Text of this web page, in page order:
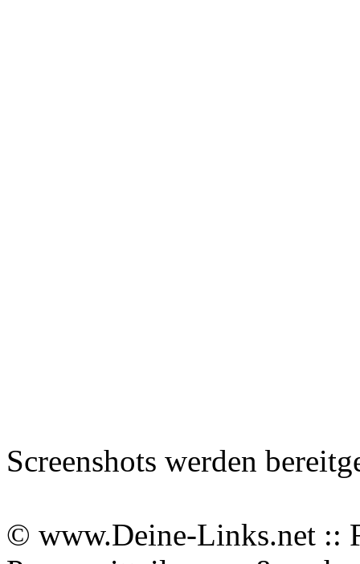
Screenshots werden
© www.Deine-Links.net ::